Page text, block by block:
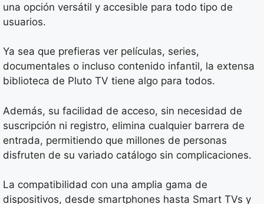
una opción versátil y accesible para todo tipo de
usuarios.
Ya sea que prefieras ver películas, series,
documentales o incluso contenido infantil, la extensa
biblioteca de Pluto TV tiene algo para todos.
Además, su facilidad de acceso, sin necesidad de
suscripción ni registro, elimina cualquier barrera de
entrada, permitiendo que millones de personas
disfruten de su variado catálogo sin complicaciones.
La compatibilidad con una amplia gama de
dispositivos, desde smartphones hasta Smart TVs y